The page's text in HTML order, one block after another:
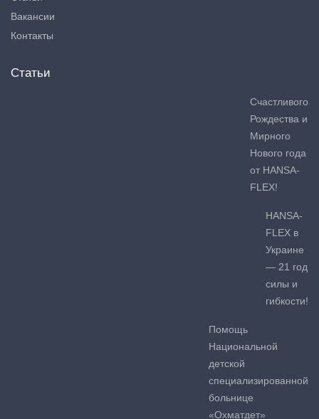
Вакансии
Контакты
Статьи
Счастливого
Рождества и
Мирного
Нового года
от HANSA-
FLEX!
HANSA-
FLEX в
Украине
— 21 год
силы и
гибкости!
Помощь
Национальной
детской
специализированной
больнице
«Охматдет»